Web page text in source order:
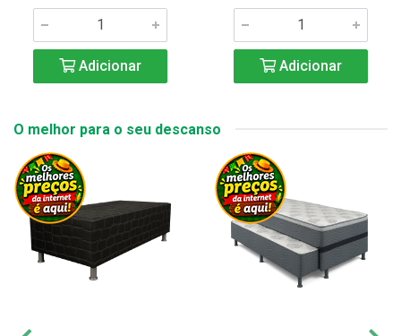
Adicionar Adicionar
O melhor para o seu descanso